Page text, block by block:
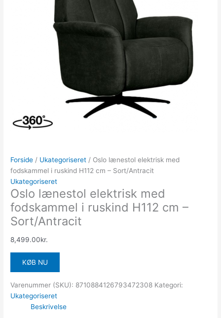
Forside / Ukategoriseret / Oslo lænestol elektrisk med
fodskammel i ruskind H112 cm – Sort/Antracit
Ukategoriseret
Oslo lænestol elektrisk med
fodskammel i ruskind H112 cm –
Sort/Antracit
8,499.00kr.
KØB NU
Varenummer (SKU): 8710884126793472308 Kategori:
Ukategoriseret
Beskrivelse